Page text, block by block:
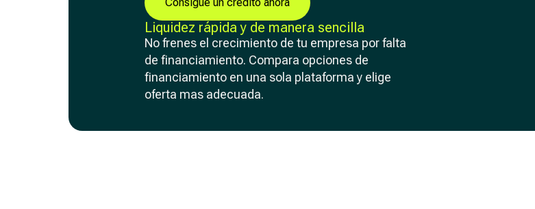
Liquidez rápida y de manera sencilla
No frenes el crecimiento de tu empresa por falta
de financiamiento. Compara opciones de
financiamiento en una sola plataforma y elige
oferta mas adecuada.